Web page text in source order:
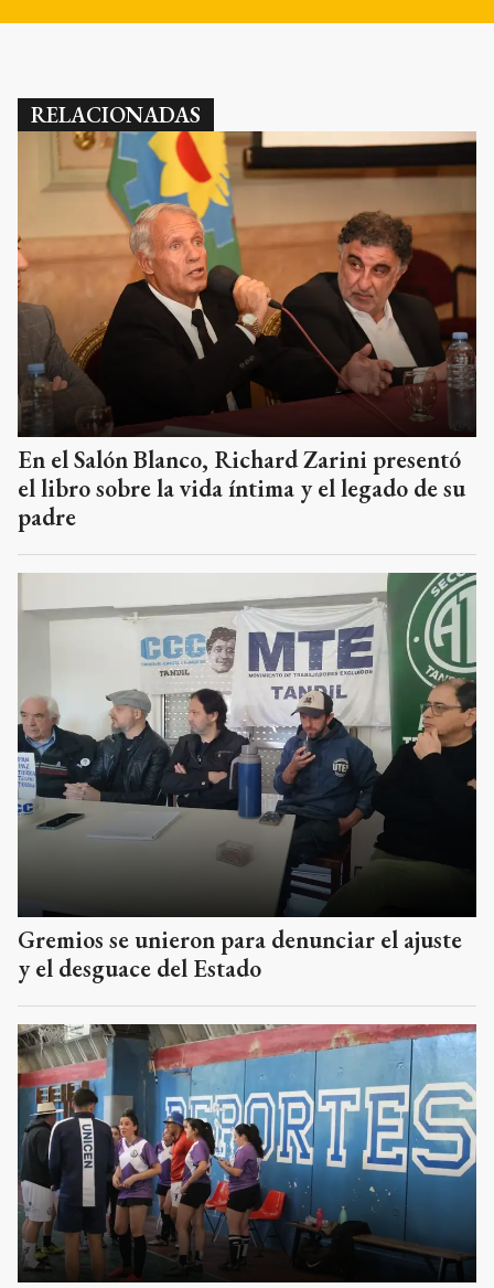
RELACIONADAS
En el Salón Blanco, Richard Zarini presentó
el libro sobre la vida íntima y el legado de su
padre
Gremios se unieron para denunciar el ajuste
y el desguace del Estado